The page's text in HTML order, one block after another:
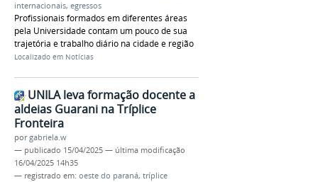
internacionais, egressos
Profissionais formados em diferentes áreas
pela Universidade contam um pouco de sua
trajetória e trabalho diário na cidade e região
Localizado em Notícias
UNILA leva formação docente a
aldeias Guarani na Tríplice
Fronteira
porgabriela.w
— publicado 15/04/2025 — última modificação
16/04/2025 14h35
— registrado em: oeste do paraná, tríplice